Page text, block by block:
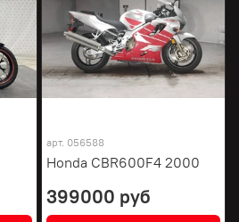
арт. 056588
Honda CBR600F4 2000
399000 руб